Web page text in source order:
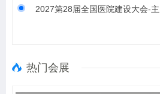
2027第28届全国医院建设大会-
热门会展